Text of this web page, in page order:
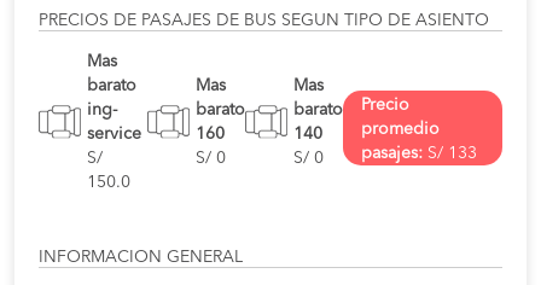
PRECIOS DE PASAJES DE BUS SEGUN TIPO DE ASIENTO
Mas
barato
ing-
service
S/
150.0
Mas
barato
160
S/ 0
Mas
barato
140
S/ 0
Precio
promedio
pasajes:S/ 133
INFORMACION GENERAL